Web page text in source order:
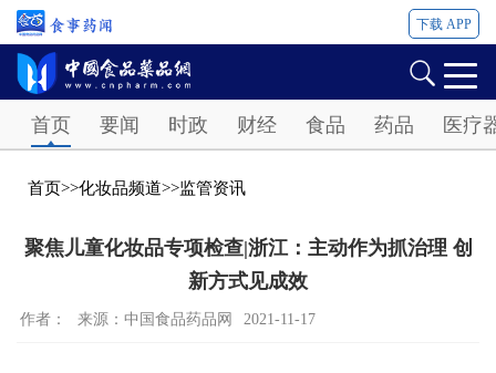
下载 APP
首页 要闻 时政 财经 食品 药品 医疗
首页>>化妆品频道>>监管资讯
聚焦儿童化妆品专项检查|浙江：主动作为抓治理 创
新方式见成效
作者： 来源：​中国食品药品网 2021-11-17